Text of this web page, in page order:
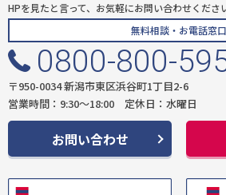
HPを見たと言って、お気軽にお問い合わせくださ
無料相談・お電話窓口
0800-800-
〒950-0034 新潟市東区浜谷町1丁目2-6
営業時間：9:30〜18:00 定休日：水曜日
お問い合わせ